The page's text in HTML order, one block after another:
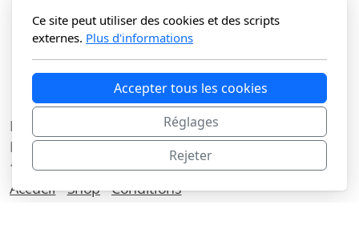
La Vitrine du N Sàrl
Route du Lac 3C
1427 Bonvillars
Accueil Shop Conditions
Ce site peut utiliser des cookies et des scripts
externes. Plus d'informations
Accepter tous les cookies
Réglages
Rejeter